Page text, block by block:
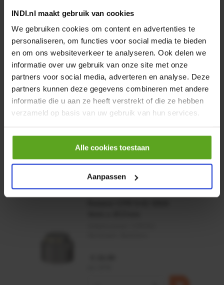
INDI.nl maakt gebruik van cookies
We gebruiken cookies om content en advertenties te
personaliseren, om functies voor social media te bieden
en om ons websiteverkeer te analyseren. Ook delen we
informatie over uw gebruik van onze site met onze
partners voor social media, adverteren en analyse. Deze
partners kunnen deze gegevens combineren met andere
informatie die u aan ze heeft verstrekt of die ze hebben
verzameld op basis van uw gebruik van hun services.
Alle cookies toestaan
Aanpassen
Vaak samen gekocht:
Motor 24VDC 2,2 kw + PTC
Artikelnummer:
Merknaam:Kramp
€ 219,68
incl. BTW
−